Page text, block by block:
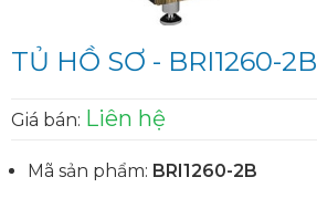
TỦ HỒ SƠ - BRI1260-2B
Giá bán: Liên hệ
Mã sản phẩm: BRI1260-2B